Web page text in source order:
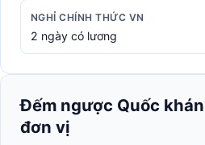
NGHỈ CHÍNH THỨC VN
2 ngày có lương
Đếm ngược Quốc
đơn vị